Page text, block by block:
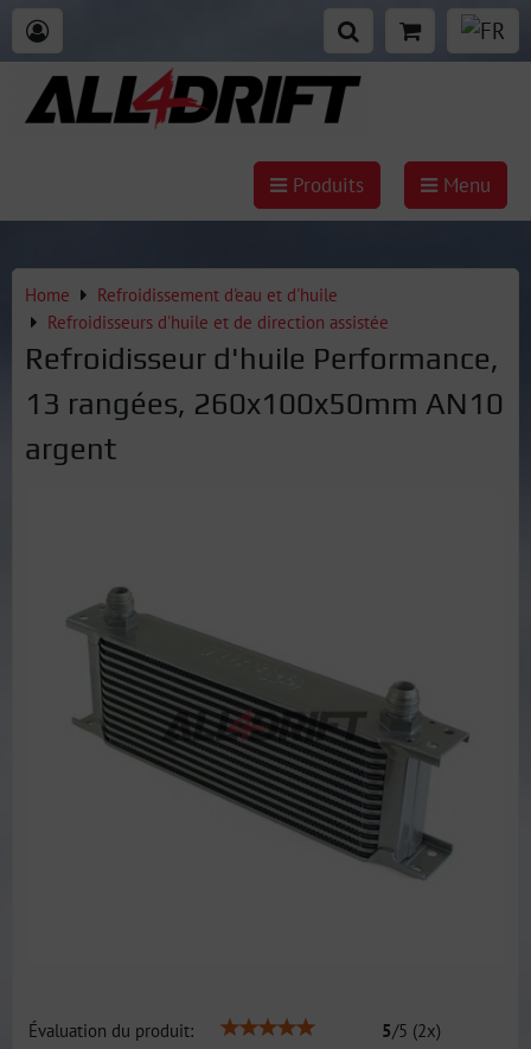
Produits Menu
Home
Refroidissement d'eau et d'huile
Refroidisseurs d'huile et de direction assistée
Refroidisseur d'huile Performance,
13 rangées, 260x100x50mm AN10
argent
Évaluation du produit: 5/5 (2x)